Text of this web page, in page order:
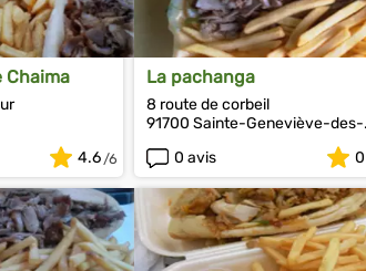
Chaima
4.6
La pachanga
8 route de corbeil
91700 Sainte-Geneviève-des-
0 avis 0